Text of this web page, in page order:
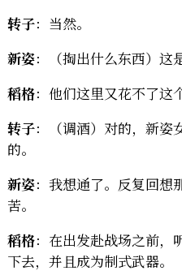
转子：当然。
新姿：（掏出什么东西）这
稻格：他们这里又花不了这个
转子：（调酒）对的，新姿
的。
新姿：我想通了。反复回想
苦。
稻格：在出发赴战场之前，
下去，并且成为制式武器。